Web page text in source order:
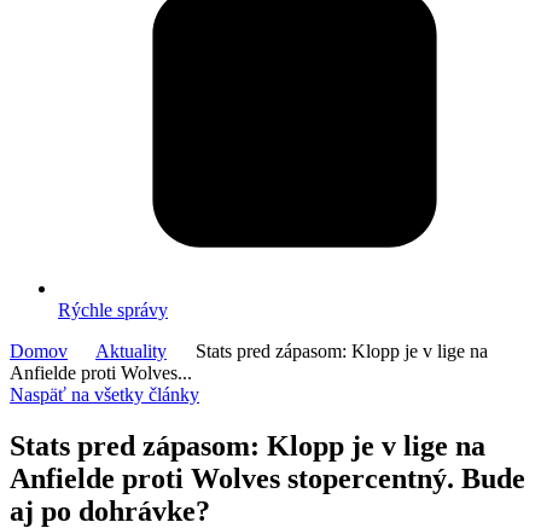
Rýchle správy
Domov
Aktuality
Stats pred zápasom: Klopp je v lige na
Anfielde proti Wolves...
Naspäť na všetky články
Stats pred zápasom: Klopp je v lige na
Anfielde proti Wolves stopercentný. Bude
aj po dohrávke?